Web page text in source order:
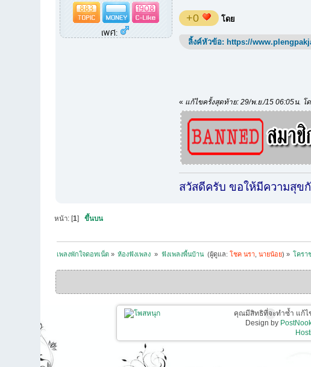
883
1908
เพศ:
+0 โดย
ลิ้งค์หัวข้อ: https://
« แก้ไขครั้งสุดท้าย: 29/พ.ย./15 06:05น. โ
สวัสดีครับ ขอให้มีความสุขกั
หน้า: [1] ขึ้นบน
เพลงพักใจดอทเน็ต» ห้องฟังเพลง » ฟังเพลงพื้นบ้าน (ผู้ดูแล: โชค นรา นายน้อย) » โครา
คุณมีสิทธิที่จะทำซ้ำ แก้ไ
Design by